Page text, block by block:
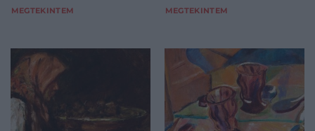
MEGTEKINTEM MEGTEKINTEM